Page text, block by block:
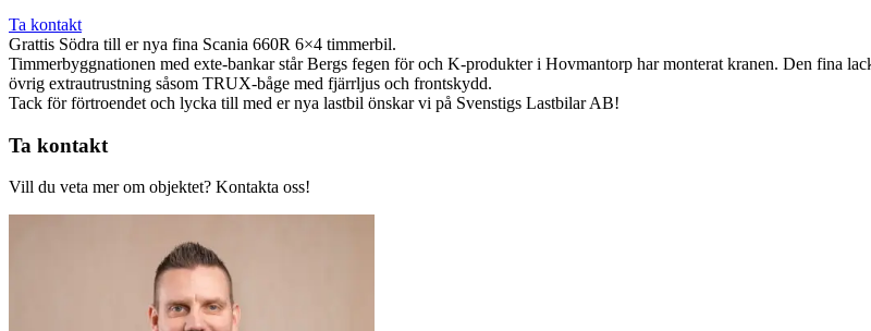
Ta kontakt
Grattis Södra till er nya fina Scania 660R 6×4 timmerbil.
Timmerbyggnationen med exte-bankar står Bergs fegen för och K-produkter i Hovmantorp har monterat kranen. Den fina
övrig extrautrustning såsom TRUX-båge med fjärrljus och frontskydd.
Tack för förtroendet och lycka till med er nya lastbil önskar vi på Svenstigs Lastbilar AB!
Ta kontakt
Vill du veta mer om objektet? Kontakta oss!